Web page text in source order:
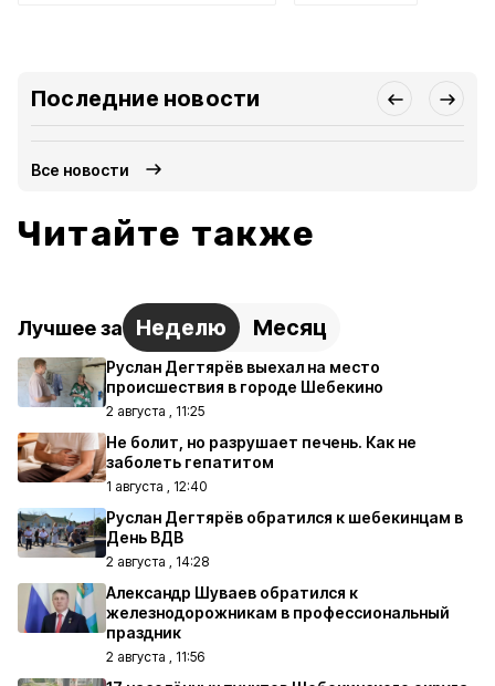
Последние новости
Все новости
Читайте также
Лучшее за Неделю Месяц
Руслан Дегтярёв выехал на место
происшествия в городе Шебекино
2 августа , 11:25
Не болит, но разрушает печень. Как не
заболеть гепатитом
1 августа , 12:40
Руслан Дегтярёв обратился к шебекинцам в
День ВДВ
2 августа , 14:28
Александр Шуваев обратился к
железнодорожникам в профессиональный
праздник
2 августа , 11:56